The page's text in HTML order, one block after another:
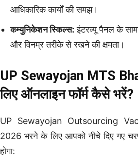
आधिकारिक कार्यों की समझ।
कम्युनिकेशन स्किल्स: इंटरव्यू पैनल के
और विनम्र तरीके से रखने की क्षमता।
UP Sewayojan MTS
लिए ऑनलाइन फॉर्म कैसे भरें?
UP Sewayojan Outsourcing
2026 भरने के लिए आपको नीचे दिए गए
होगा: